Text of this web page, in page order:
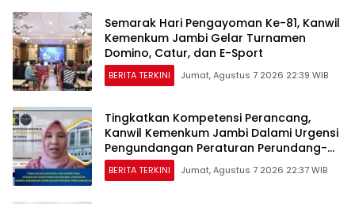
Semarak Hari Pengayoman Ke-81, Kanwil
Kemenkum Jambi Gelar Turnamen
Domino, Catur, dan E-Sport
BERITA TERKINI Jumat, Agustus 7 2026 22:39 WIB
Tingkatkan Kompetensi Perancang,
Kanwil Kemenkum Jambi Dalami Urgensi
Pengundangan Peraturan Perundang-
undangan
BERITA TERKINI Jumat, Agustus 7 2026 22:37 WIB